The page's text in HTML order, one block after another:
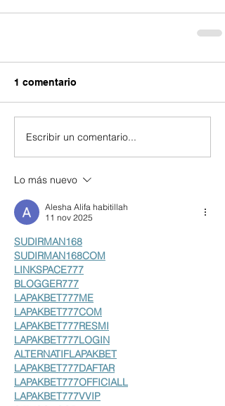
1 comentario
Escribir un comentario...
Lo más nuevo
Alesha Alifa habitillah
11 nov 2025
SUDIRMAN168
SUDIRMAN168COM
LINKSPACE777
BLOGGER777
LAPAKBET777ME
LAPAKBET777COM
LAPAKBET777RESMI
LAPAKBET777LOGIN
ALTERNATIFLAPAKBET
LAPAKBET777DAFTAR
LAPAKBET777OFFICIALL
LAPAKBET777VVIP